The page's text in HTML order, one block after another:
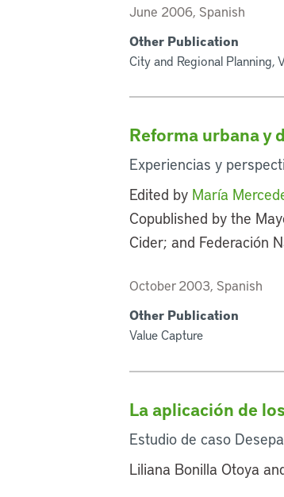
June 2006, Spanish
Other Publication
City and Regional Planning,
Reforma urbana y
Experiencias y
Edited by María
Copublished by the
Cider; and Federación
October 2003, Spanish
Other Publication
Value Capture
La aplicación de
Estudio de caso
Liliana Bonilla Otoya